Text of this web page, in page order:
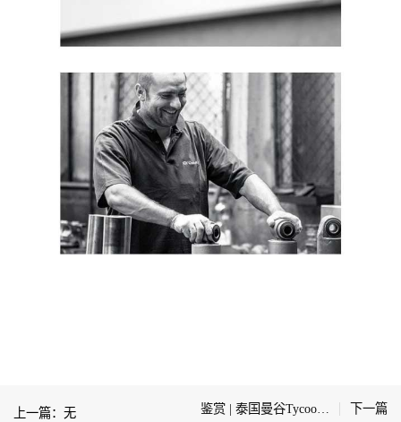
上一篇：无 鉴赏 | 泰国曼谷Tycoon Officia社区标识导视设计 下一篇